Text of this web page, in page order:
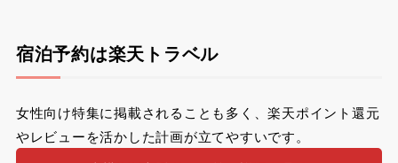
宿泊予約は楽天トラベル
女性向け特集に掲載されることも多く、楽天ポイント還元
やレビューを活かした計画が立てやすいです。